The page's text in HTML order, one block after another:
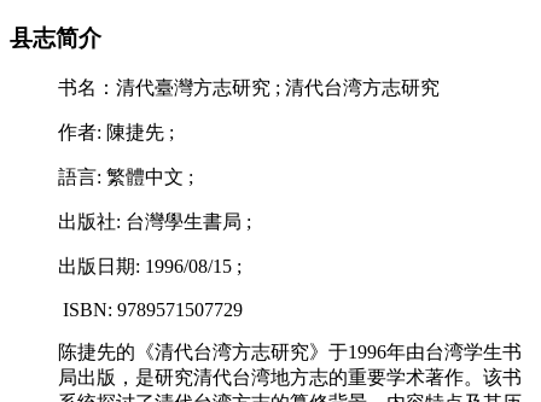
县志简介
书名：清代臺灣方志研究 ; 清代台湾方志研究
作者: 陳捷先 ;
語言: 繁體中文 ;
出版社: 台灣學生書局 ;
出版日期: 1996/08/15 ;
ISBN: 9789571507729
陈捷先的《清代台湾方志研究》于1996年由台湾学生书
局出版，是研究清代台湾地方志的重要学术著作。该书